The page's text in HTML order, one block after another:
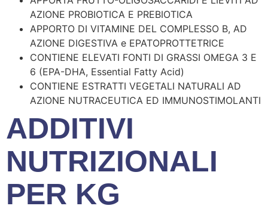
AZIONE PROBIOTICA E PREBIOTICA
APPORTO DI VITAMINE DEL COMPLESSO B, AD
AZIONE DIGESTIVA e EPATOPROTTETRICE
CONTIENE ELEVATI FONTI DI GRASSI OMEGA 3 E
6 (EPA-DHA, Essential Fatty Acid)
CONTIENE ESTRATTI VEGETALI NATURALI AD
AZIONE NUTRACEUTICA ED IMMUNOSTIMOLANTI
ADDITIVI
NUTRIZIONALI
PER KG